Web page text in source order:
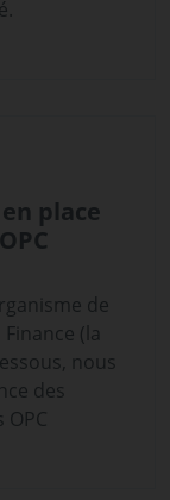
place
de
(la
nous
des